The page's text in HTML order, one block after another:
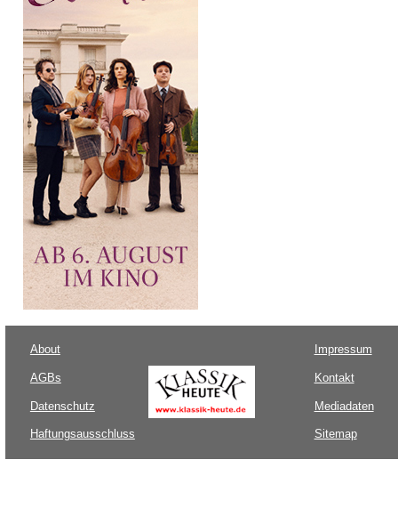
About
AGBs
Datenschutz
Haftungsausschluss
Impressum
Kontakt
Mediadaten
Sitemap